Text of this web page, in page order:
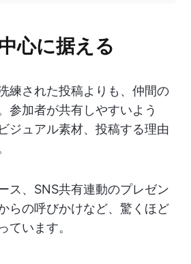
心に据える
練された投稿よりも、仲間の
参加者が共有しやすいよう
ジュアル素材、投稿する理由
ス、SNS共有連動のプレゼン
らの呼びかけなど、驚くほど
ています。